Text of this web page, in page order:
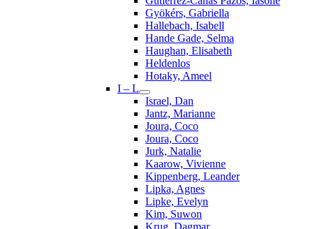
Gyökérs, Gabriella
Hallebach, Isabell
Hande Gade, Selma
Haughan, Elisabeth
Heldenlos
Hotaky, Ameel
I – L
Israel, Dan
Jantz, Marianne
Joura, Coco
Joura, Coco
Jurk, Natalie
Kaarow, Vivienne
Kippenberg, Leander
Lipka, Agnes
Lipke, Evelyn
Kim, Suwon
Krug, Dagmar